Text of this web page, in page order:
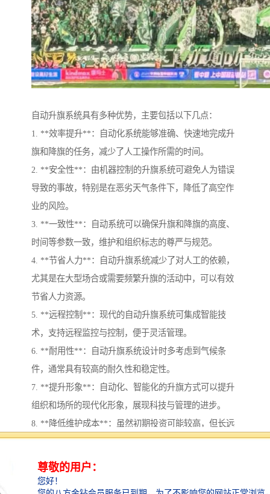
自动升旗系统具有多种优势，主要包括以下几点：
1. **效率提升**：自动化系统能够准确、快速地完成升
旗和降旗的任务，减少了人工操作所需的时间。
2. **安全性**：由机器控制的升旗系统可避免人为错误
导致的事故，特别是在恶劣天气条件下，降低了高空作
业的风险。
3. **一致性**：自动系统可以确保升旗和降旗的高度、
时间等参数一致，维护和组织标志的尊严与规范。
4. **节省人力**：自动升旗系统减少了对人工的依赖，
尤其是在大型场合或需要频繁升旗的活动中，可以有效
节省人力资源。
5. **远程控制**：现代的自动升旗系统可集成智能技
术，支持远程监控与控制，便于灵活管理。
6. **耐用性**：自动升旗系统设计时多考虑到气候条
件，通常具有较高的耐久性和稳定性。
7. **提升形象**：自动化、智能化的升旗方式可以提升
组织和场所的现代化形象，展现科技与管理的进步。
8. **降低维护成本**：虽然初期投资可能较高，但长远
来看，自动升旗系统可以减少人工维护和管理的成本。
综上所述，自动升旗系统在提升效率、安全性和一致性
方面的优势，使其成为许多场合的理想选择。